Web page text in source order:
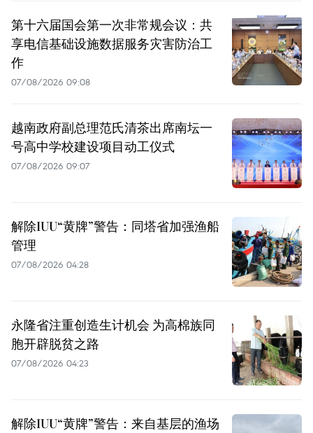
第十六届国会第一次非常规会议：共
享电信基础设施数据服务灾害防治工
作
07/08/2026 09:08
越南政府副总理范氏清茶出席南坛一
号高中学校建设项目动工仪式
07/08/2026 09:07
解除IUU“黄牌”警告：同塔省加强渔船
管理
07/08/2026 04:28
永隆省注重创造生计机会 为高棉族同
胞开辟脱贫之路
07/08/2026 04:23
解除IUU“黄牌”警告：来自基层的渔场